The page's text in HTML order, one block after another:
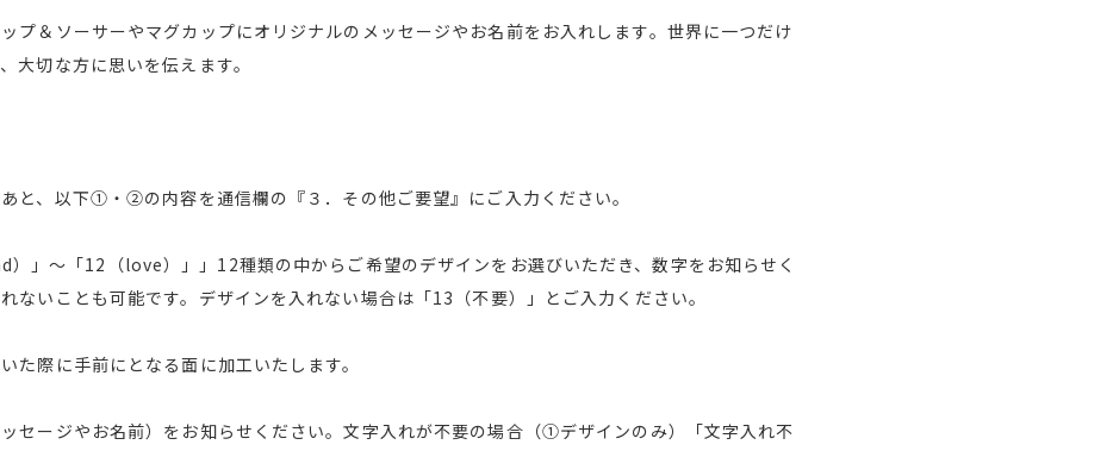
プ＆ソーサーやマグカップにオリジナルのメッセージやお名前をお入れします。世界に一つだけ
大切な方に思いを伝えます。
と、以下①・②の内容を通信欄の『３．その他ご要望』にご入力ください。
～「12（love）」」12種類の中からご希望のデザインをお選びいただき、数字をお知らせく
ないことも可能です。デザインを入れない場合は「13（不要）」とご入力ください。
た際に手前にとなる面に加工いたします。
ージやお名前）をお知らせください。文字入れが不要の場合（①デザインのみ）「文字入れ不